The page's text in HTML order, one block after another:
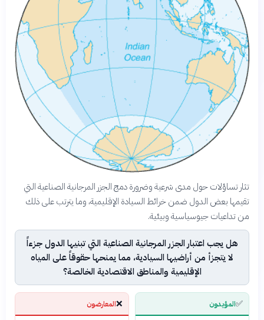
تثار تساؤلات حول مدى شرعية وضرورة دمج الجزر المرجانية الصناعية التي
تقيمها بعض الدول ضمن خرائط السيادة الإقليمية، وما يترتب على ذلك
من تداعيات جيوسياسية وبيئية.
هل يجب اعتبار الجزر المرجانية الصناعية التي تبنيها الدول جزءاً
لا يتجزأ من أراضيها السيادية، مما يمنحها حقوقاً على المياه
الإقليمية والمناطق الاقتصادية الخالصة؟
✅المؤيدون ❌المعارضون